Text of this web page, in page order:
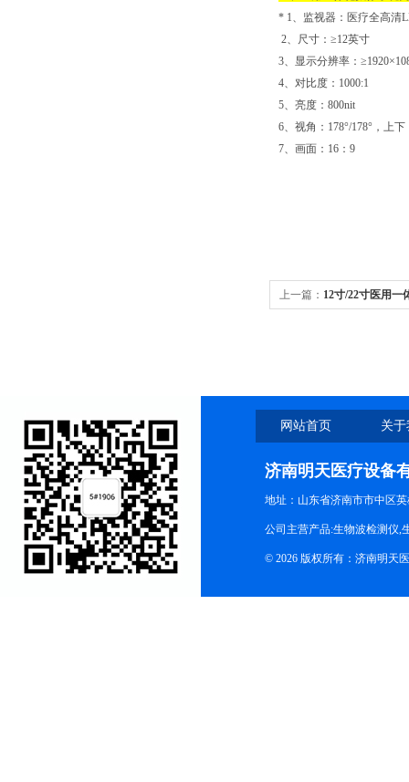
* 1、监视器：医疗全高清
2、尺寸：≥12英寸
3、显示分辨率：
4、对比度： 1000:1
5、亮度： 800nit
6、视角：178°/178°，上
7、画面：16：9
上一篇： 12寸/22寸医用一
网站首页 关
济南明天医疗设备
地址：山东省济南市市中区
公司主营产品:生物波检测仪,
© 2026 版权所有：济南明天